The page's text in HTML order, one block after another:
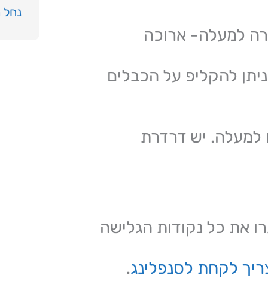
למעלה- ארוכה
להקליפ על הכבלים
למעלה. יש דרדרת
חבלי 60 מטר שיסגרו את כל נקודות הגלישה
לקחת לסנפלינג.